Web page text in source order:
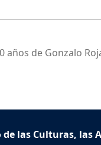
años de Gonzalo
las Culturas, las